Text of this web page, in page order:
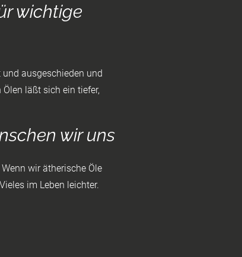
wichtige
ausgeschieden und
läßt sich ein tiefer,
wir uns
wir ätherische Öle
im Leben leichter.